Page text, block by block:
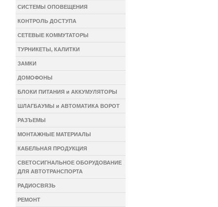
СИСТЕМЫ ОПОВЕЩЕНИЯ
КОНТРОЛЬ ДОСТУПА
СЕТЕВЫЕ КОММУТАТОРЫ
ТУРНИКЕТЫ, КАЛИТКИ
ЗАМКИ
ДОМОФОНЫ
БЛОКИ ПИТАНИЯ и АККУМУЛЯТОРЫ
ШЛАГБАУМЫ и АВТОМАТИКА ВОРОТ
РАЗЪЕМЫ
МОНТАЖНЫЕ МАТЕРИАЛЫ
КАБЕЛЬНАЯ ПРОДУКЦИЯ
СВЕТОСИГНАЛЬНОЕ ОБОРУДОВАНИЕ
ДЛЯ АВТОТРАНСПОРТА
РАДИОСВЯЗЬ
РЕМОНТ